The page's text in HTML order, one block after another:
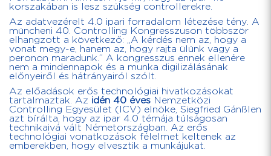
korszakában is lesz szükség controllerekre.
Az adatvezérelt 4.0 ipari forradalom létezése tény. A
müncheni 40. Controlling Kongresszuson többször
elhangzott a következő: „A kérdés nem az, hogy a
vonat megy-e, hanem az, hogy rajta ülünk vagy a
peronon maradunk.” A kongresszus ennek ellenére
nem a mindennapok és a munka digilizálásának
előnyeiről és hátrányairól szólt.
Az előadások erős technológiai hivatkozásokat
tartalmaztak. Az idén 40 éves Nemzetközi
Controlling Egyesület (ICV) elnöke, Siegfried Gánßlen
azt bírálta, hogy az ipar 4.0 témája túlságosan
technikaivá vált Németországban. Az erős
technológiai vonatkozások félelmet keltenek az
emberekben, hogy elvesztik a munkájukat.